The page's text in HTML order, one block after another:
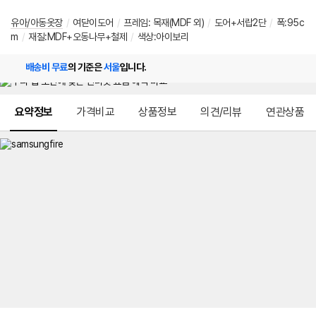
유아/아동옷장 / 여닫이도어 / 프레임: 목재(MDF 외) / 도어+서랍2단 / 폭:95c
m / 재질:MDF+오동나무+철제 / 색상:아이보리
배송비 무료의 기준은서울입니다.
요약정보 가격비교 상품정보 의견/리뷰 연관상품